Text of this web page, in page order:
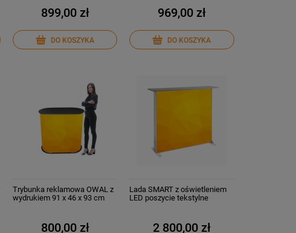
899,00 zł
DO KOSZYKA
969,00 zł
DO KOSZYKA
Trybunka reklamowa OWAL z
wydrukiem 91 x 46 x 93 cm
800,00 zł
Lada SMART z oświetleniem
LED poszycie tekstylne
2 800,00 zł